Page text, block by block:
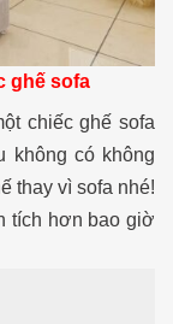
ghế sofa
chiếc ghế sofa
không có không
thay vì sofa nhé!
tích hơn bao giờ